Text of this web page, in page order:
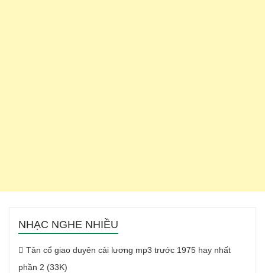
NHẠC NGHE NHIỀU
Tân cổ giao duyên cải lương mp3 trước 1975 hay nhất
phần 2 (33K)